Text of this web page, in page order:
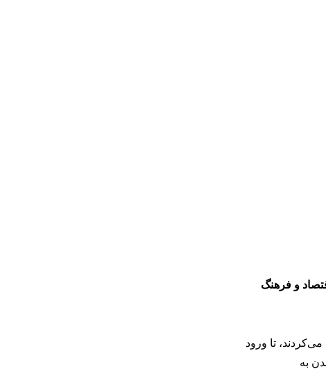
و فرهنگ
تا ورود
به